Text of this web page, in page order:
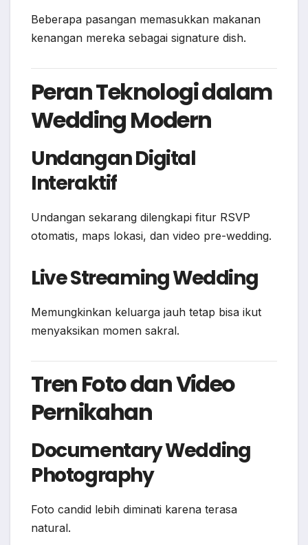
Beberapa pasangan memasukkan makanan
kenangan mereka sebagai signature dish.
Peran Teknologi dalam
Wedding Modern
Undangan Digital
Interaktif
Undangan sekarang dilengkapi fitur RSVP
otomatis, maps lokasi, dan video pre-wedding.
Live Streaming Wedding
Memungkinkan keluarga jauh tetap bisa ikut
menyaksikan momen sakral.
Tren Foto dan Video
Pernikahan
Documentary Wedding
Photography
Foto candid lebih diminati karena terasa
natural.